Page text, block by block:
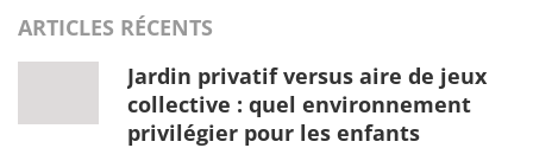
ARTICLES RÉCENTS
Jardin privatif versus aire de jeux
collective : quel environnement
privilégier pour les enfants